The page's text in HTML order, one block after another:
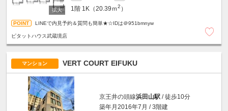
1階 1K（20.39ｍ2 ）
LINEで内見予約＆質問も簡単★☆IDは＠951bmnyw
ピタットハウス武蔵境店
マンション VERT COURT EIFUKU
京王井の頭線浜田山駅 / 徒歩10分
築年月2016年7月 / 3階建